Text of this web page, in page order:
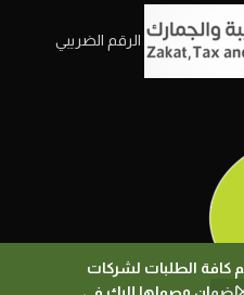
كافة الطلبات لشركات
الرقم الضريبي